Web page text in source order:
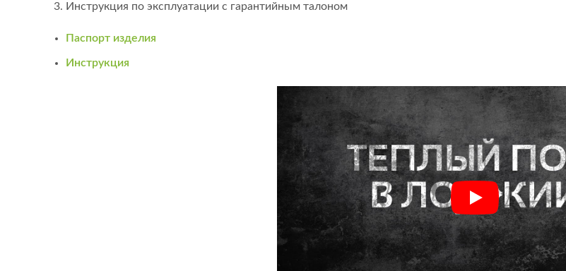
Инструкция по эксплуатации с гарантийным талоном
Паспорт изделия
Инструкция